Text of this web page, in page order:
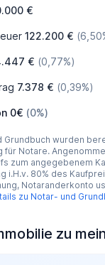
€
122.200 €
€ (0,77%)
7.378 € (0,39%)
0€ (0%)
Grundbuch wurden
für Notare.
zum angegebenem
i.H.v. 80% des
Notaranderkonto
zu Notar- und
zu